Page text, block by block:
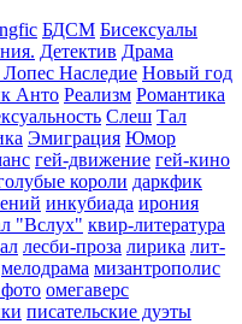
БДСМ Бисексуалы
Детектив Драма
Наследие Новый год
Анто Реализм Романтика
Слеш Тал
Эмиграция Юмор
гей-движение гей-кино
короли даркфик
инкубиада ирония
"Вслух" квир-литература
лесби-проза лирика лит-
мелодрама мизантрополис
омегаверс
писательские дуэты